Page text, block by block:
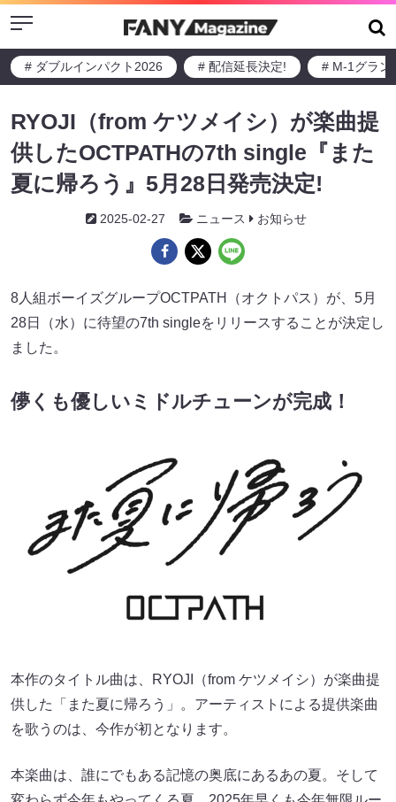
Menu
# ダブルインパクト2026 # 配信延長決定! # M-1グラン
RYOJI（from ケツメイシ）が楽曲提
供したOCTPATHの7th single『また
夏に帰ろう』5月28日発売決定!
2025-02-27 ニュース お知らせ
8人組ボーイズグループOCTPATH（オクトパス）が、5月
28日（水）に待望の7th singleをリリースすることが決定し
ました。
儚くも優しいミドルチューンが完成！
本作のタイトル曲は、RYOJI（from ケツメイシ）が楽曲提
供した「また夏に帰ろう」。アーティストによる提供楽曲
を歌うのは、今作が初となります。
本楽曲は、誰にでもある記憶の奥底にあるあの夏。そして